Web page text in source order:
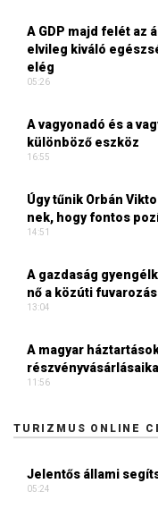
A GDP majd felét az
elvileg kiváló
elég
05:26
A vagyonadó és a
különböző eszköz
16:55
Úgy tűnik Orbán
nek, hogy fontos
14:51
A gazdaság
nő a közúti
13:04
A magyar
11:56
TURIZMUS ONLINE
Jelentős állami
05:24